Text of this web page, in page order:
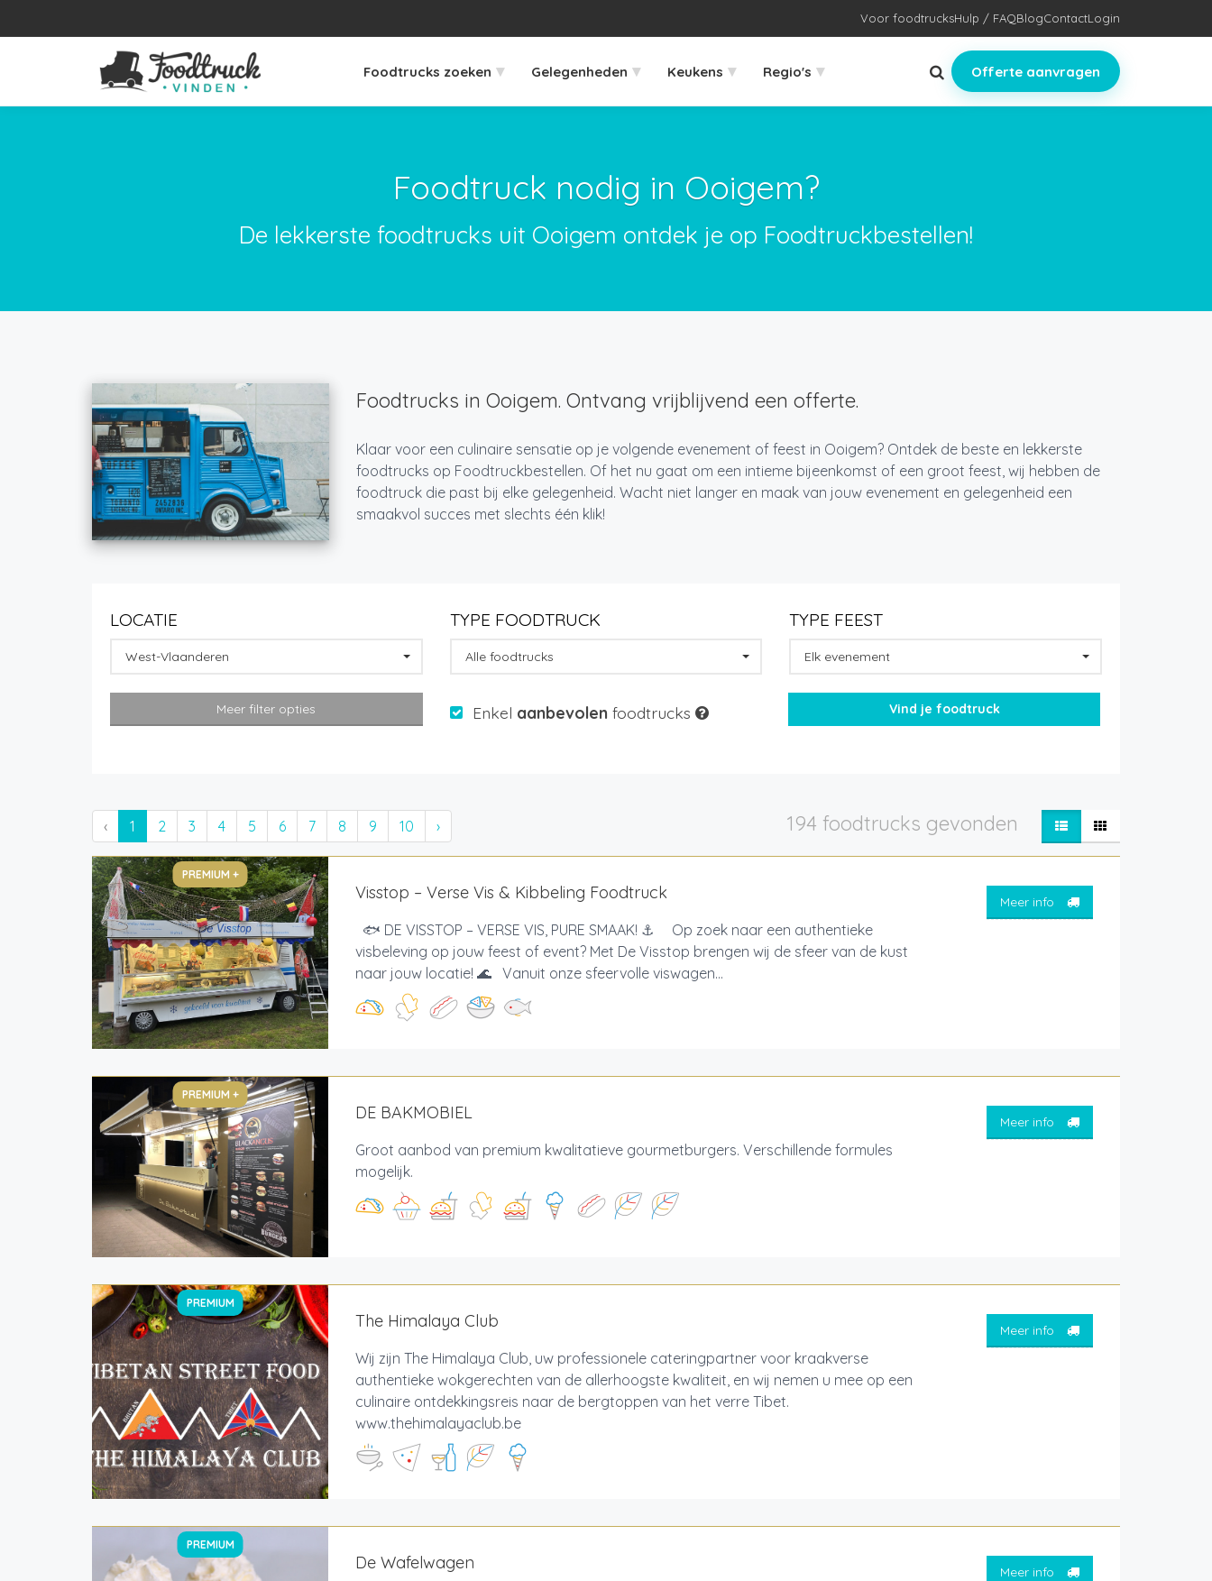
Voor foodtrucksHulp / FAQBlogContactLogin
Foodtrucks zoeken ▾ Gelegenheden ▾ Keukens ▾ Regio's ▾ Offerte aanvragen
Foodtruck nodig in Ooigem?
De lekkerste foodtrucks uit Ooigem ontdek je op Foodtruckbestellen!
Foodtrucks in Ooigem. Ontvang vrijblijvend een offerte.
Klaar voor een culinaire sensatie op je volgende evenement of feest in Ooigem? Ontdek de beste en lekkerste
foodtrucks op Foodtruckbestellen. Of het nu gaat om een intieme bijeenkomst of een groot feest, wij hebben de
foodtruck die past bij elke gelegenheid. Wacht niet langer en maak van jouw evenement en gelegenheid een
smaakvol succes met slechts één klik!
LOCATIE
West-Vlaanderen
TYPE FOODTRUCK
Alle foodtrucks
TYPE FEEST
Elk evenement
Meer filter opties Enkel aanbevolen foodtrucks
‹ 1 2 3 4 5 6 7 8 9 10 › 194 foodtrucks gevonden
PREMIUM +
Visstop – Verse Vis & Kibbeling Foodtruck
🐟 DE VISSTOP – VERSE VIS, PURE SMAAK! ⚓ Op zoek naar een authentieke
visbeleving op jouw feest of event? Met De Visstop brengen wij de sfeer van de kust
naar jouw locatie! 🌊 Vanuit onze sfeervolle viswagen...
Meer info
PREMIUM +
DE BAKMOBIEL
Groot aanbod van premium kwalitatieve gourmetburgers. Verschillende formules
mogelijk.
Meer info
PREMIUM
The Himalaya Club
Wij zijn The Himalaya Club, uw professionele cateringpartner voor kraakverse
authentieke wokgerechten van de allerhoogste kwaliteit, en wij nemen u mee op een
culinaire ontdekkingsreis naar de bergtoppen van het verre Tibet.
www.thehimalayaclub.be
Meer info
PREMIUM
De Wafelwagen Meer info